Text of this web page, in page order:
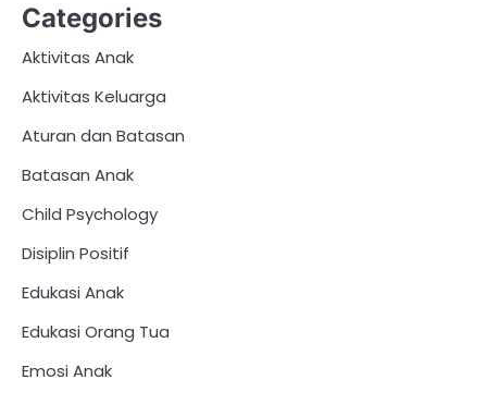
Categories
Aktivitas Anak
Aktivitas Keluarga
Aturan dan Batasan
Batasan Anak
Child Psychology
Disiplin Positif
Edukasi Anak
Edukasi Orang Tua
Emosi Anak